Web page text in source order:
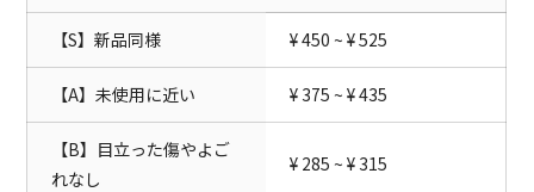
【S】新品同様 ¥ 450 ~ ¥ 525
【A】未使用に近い ¥ 375 ~ ¥ 435
【B】目立った傷やよご
れなし
¥ 285 ~ ¥ 315